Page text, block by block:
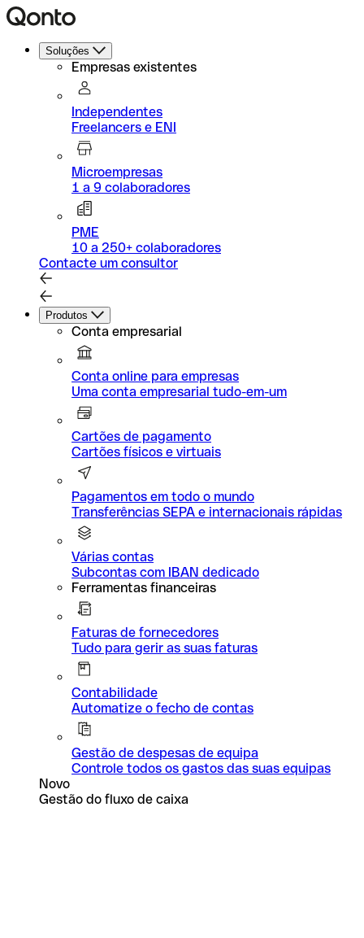
Soluções
Empresas existentes
Independentes
Freelancers e ENI
Microempresas
1 a 9 colaboradores
PME
10 a 250+ colaboradores
Contacte um consultor
Produtos
Conta empresarial
Conta online para empresas
Uma conta empresarial tudo-em-um
Cartões de pagamento
Cartões físicos e virtuais
Pagamentos em todo o mundo
Transferências SEPA e internacionais rápidas
Várias contas
Subcontas com IBAN dedicado
Ferramentas financeiras
Faturas de fornecedores
Tudo para gerir as suas faturas
Contabilidade
Automatize o fecho de contas
Gestão de despesas de equipa
Controle todos os gastos das suas equipas
Novo
Gestão do fluxo de caixa